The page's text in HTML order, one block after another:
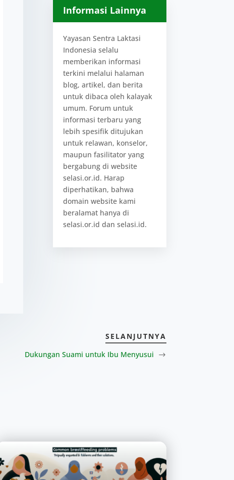
Informasi Lainnya
Yayasan Sentra Laktasi
Indonesia selalu
memberikan informasi
terkini melalui halaman
blog, artikel, dan berita
untuk dibaca oleh kalayak
umum. Forum untuk
informasi terbaru yang
lebih spesifik ditujukan
untuk relawan, konselor,
maupun fasilitator yang
bergabung di website
selasi.or.id. Harap
diperhatikan, bahwa
domain website kami
beralamat hanya di
selasi.or.id dan selasi.id.
SELANJUTNYA
Dukungan Suami untuk Ibu Menyusui